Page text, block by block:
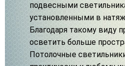
подвесными
установленными в
Благодаря такому виду
осветить больше
Потолочные